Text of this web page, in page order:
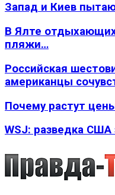
Запад и Киев
В Ялте отдыхающих
пляжи…
Российская
американцы
Почему растут
WSJ: разведка США